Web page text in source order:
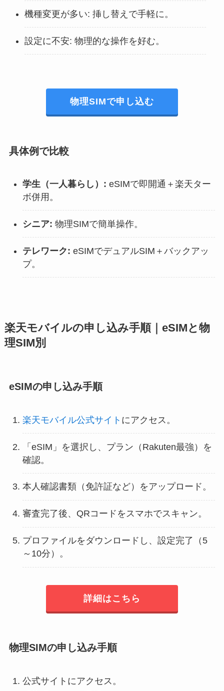
機種変更が多い: 挿し替えで手軽に。
設定に不安: 物理的な操作を好む。
物理SIMで申し込む
具体例で比較
学生（一人暮らし）: eSIMで即開通＋楽天ター
ボ併用。
シニア: 物理SIMで簡単操作。
テレワーク: eSIMでデュアルSIM＋バックアッ
プ。
楽天モバイルの申し込み手順｜eSIMと物
理SIM別
eSIMの申し込み手順
楽天モバイル公式サイト にアクセス。
「eSIM」を選択し、プラン（Rakuten最強）を
確認。
本人確認書類（免許証など）をアップロード。
審査完了後、QRコードをスマホでスキャン。
プロファイルをダウンロードし、設定完了（5
～10分）。
詳細はこちら
物理SIMの申し込み手順
公式サイトにアクセス。